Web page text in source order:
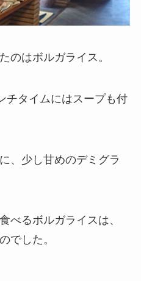
のはボルガライス。
チタイムにはスープも付
、少し甘めのデミグラ
べるボルガライスは、
でした。